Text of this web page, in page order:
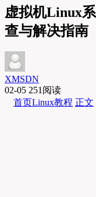
虚拟机Linux
查与解决指南
XMSDN
02-05 251阅读
首页Linux教程 正文